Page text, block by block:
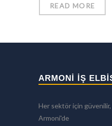
READ MORE
ARMONİ İŞ
Her sektör için
Armoni'de